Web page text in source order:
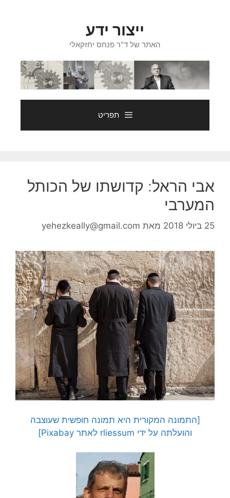
ייצור ידע
האתר של ד"ר פנחס יחזקאלי
תפריט
אבי הראל: קדושתו של הכותל
המערבי
25 ביולי 2018 מאת yehezkeally@gmail.com
[התמונה המקורית היא תמונה חופשית שעוצבה
והועלתה על ידי rliessum לאתר Pixabay]